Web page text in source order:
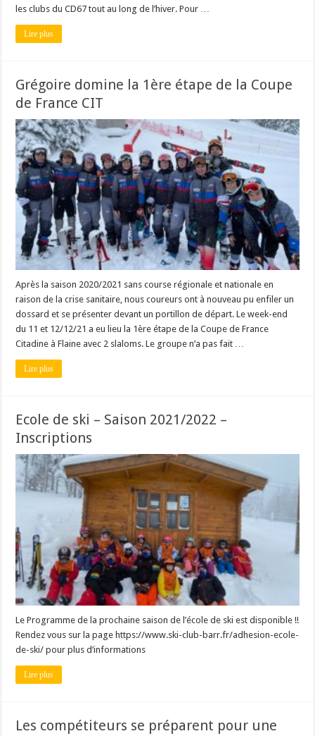
les clubs du CD67 tout au long de l’hiver. Pour …
Lire plus
Grégoire domine la 1ère étape de la Coupe
de France CIT
Après la saison 2020/2021 sans course régionale et nationale en
raison de la crise sanitaire, nous coureurs ont à nouveau pu enfiler un
dossard et se présenter devant un portillon de départ. Le week-end
du 11 et 12/12/21 a eu lieu la 1ère étape de la Coupe de France
Citadine à Flaine avec 2 slaloms. Le groupe n’a pas fait …
Lire plus
Ecole de ski – Saison 2021/2022 –
Inscriptions
Le Programme de la prochaine saison de l’école de ski est disponible !!
Rendez vous sur la page https://www.ski-club-barr.fr/adhesion-ecole-
de-ski/ pour plus d’informations
Lire plus
Les compétiteurs se préparent pour une